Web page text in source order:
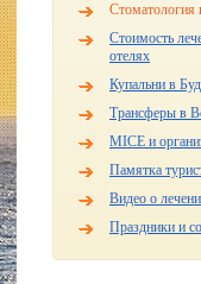
Стоматология
Стоимость
отелях
Купальни в
Трансферы в
MICE и
Памятка
Видео о
Праздники и